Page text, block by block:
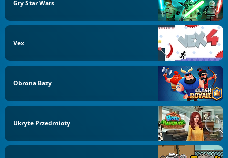
Gry Star Wars
Vex
Obrona Bazy
Ukryte Przedmioty